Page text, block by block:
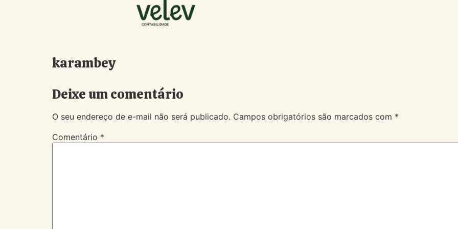
karambey
Deixe um comentário
O seu endereço de e-mail não será publicado. Campos obrigatórios são marcados com *
Comentário *